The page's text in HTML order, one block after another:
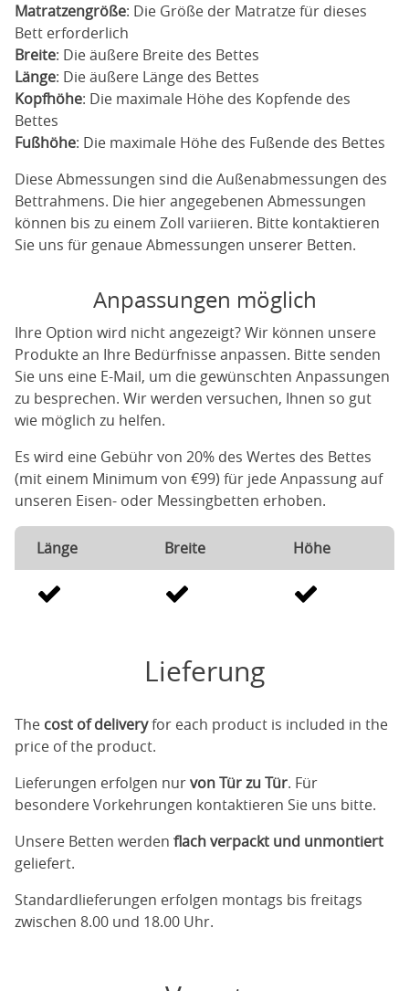
Matratzengröße: Die Größe der Matratze für dieses
Bett erforderlich
Breite: Die äußere Breite des Bettes
Länge: Die äußere Länge des Bettes
Kopfhöhe: Die maximale Höhe des Kopfende des
Bettes
Fußhöhe: Die maximale Höhe des Fußende des Bettes
Diese Abmessungen sind die Außenabmessungen des
Bettrahmens. Die hier angegebenen Abmessungen
können bis zu einem Zoll variieren. Bitte kontaktieren
Sie uns für genaue Abmessungen unserer Betten.
Anpassungen möglich
Ihre Option wird nicht angezeigt? Wir können unsere
Produkte an Ihre Bedürfnisse anpassen. Bitte senden
Sie uns eine E-Mail, um die gewünschten Anpassungen
zu besprechen. Wir werden versuchen, Ihnen so gut
wie möglich zu helfen.
Es wird eine Gebühr von 20% des Wertes des Bettes
(mit einem Minimum von €99) für jede Anpassung auf
unseren Eisen- oder Messingbetten erhoben.
Länge Breite Höhe
Lieferung
The cost of deliveryfor each product is included in the
price of the product.
Lieferungen erfolgen nurvon Tür zu Tür. Für
besondere Vorkehrungen kontaktieren Sie uns bitte.
Unsere Betten werden flach verpackt und unmontiert
geliefert.
Standardlieferungen erfolgen montags bis freitags
zwischen 8.00 und 18.00 Uhr.